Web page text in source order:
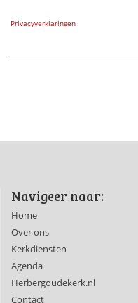
Privacyverklaringen
Navigeer naar:
Home
Over ons
Kerkdiensten
Agenda
Herbergoudekerk.nl
Contact